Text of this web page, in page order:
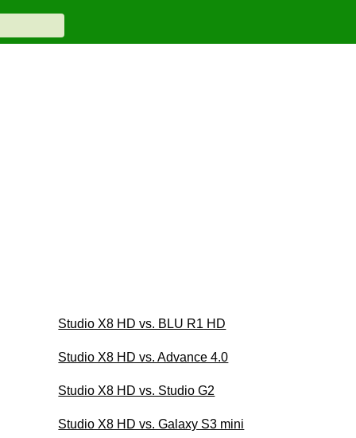
Studio X8 HD vs. BLU R1 HD
Studio X8 HD vs. Advance 4.0
Studio X8 HD vs. Studio G2
Studio X8 HD vs. Galaxy S3 mini